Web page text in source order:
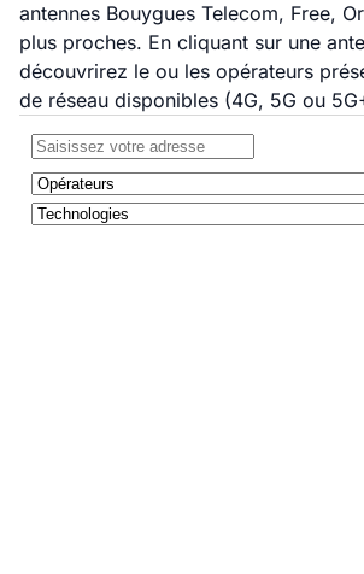
antennes Bouygues Telecom, Free,
plus proches. En cliquant sur une
découvrirez le ou les opérateurs
de réseau disponibles (4G, 5G ou